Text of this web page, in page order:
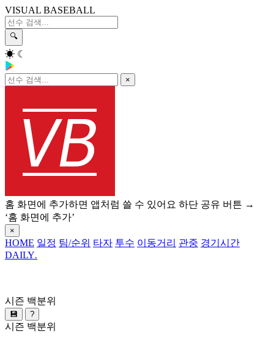
VISUAL BASEBALL
🔍
☀ ☾
×
홈 화면에 추가하면 앱처럼 쓸 수 있어요 하단 공유 버튼 →
‘홈 화면에 추가’
×
HOME 일정 팀/순위 타자 투수 이동거리 관중 경기시간
DAILY.
시즌 백분위
💾 ?
시즌 백분위